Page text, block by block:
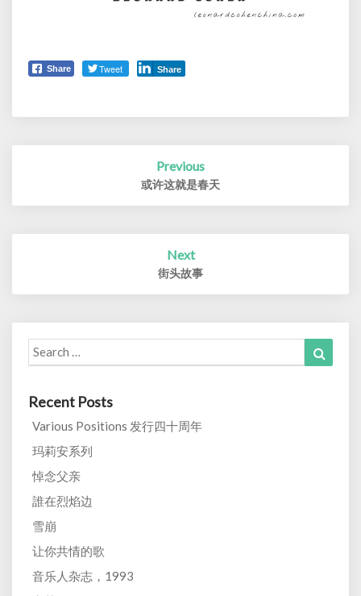
Share Tweet Share
Previous
或许这就是春天
Next
街头故事
Search
for:
Recent Posts
Various Positions 发行四十周年
玛莉安系列
悼念父亲
誰在烈焰边
雪崩
让你共情的歌
音乐人杂志，1993